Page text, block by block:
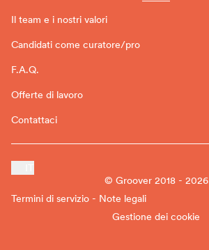
Il team e i nostri valori
Candidati come curatore/pro
F.A.Q.
Offerte di lavoro
Contattaci
© Groover 2018 - 2026
Termini di servizio - Note legali
Gestione dei cookie